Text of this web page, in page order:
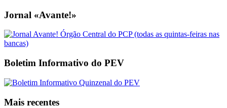
Jornal «Avante!»
Boletim Informativo do PEV
Mais recentes